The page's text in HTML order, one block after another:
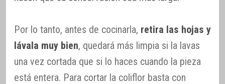
Por lo tanto, antes de cocinarla, retira las hojas y
lávala muy bien, quedará más limpia si la lavas
una vez cortada que si lo haces cuando la pieza
está entera. Para cortar la coliflor basta con